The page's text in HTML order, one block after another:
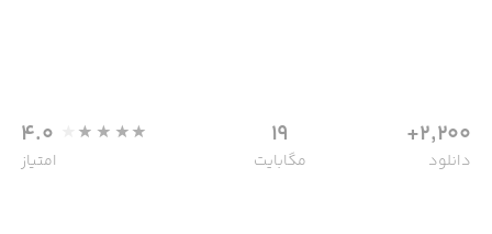
2,200+
دانلود
19
مگابایت
4.0
امتیاز